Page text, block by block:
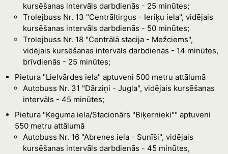
kursēšanas intervāls darbdienās - 25 minūtes;
Trolejbuss Nr. 13 "Centrāltirgus - Ieriķu iela", vidējais
kursēšanas intervāls darbdienās - 50 minūtes;
Trolejbuss Nr. 18 "Centrālā stacija - Mežciems",
vidējais kursēšanas intervāls darbdienās - 14 minūtes,
brīvdienās - 25 minūtes;
Pietura "Lielvārdes iela" aptuveni 500 metru attālumā
Autobuss Nr. 31 "Dārziņi - Jugla", vidējais kursēšanas
intervāls - 45 minūtes;
Pietura "Ķeguma iela/Stacionārs "Biķernieki"" aptuveni
550 metru attālumā
Autobuss Nr. 16 "Abrenes iela - Sunīši", vidējais
kursēšanas intervāls darbdienās - 45 minūtes,